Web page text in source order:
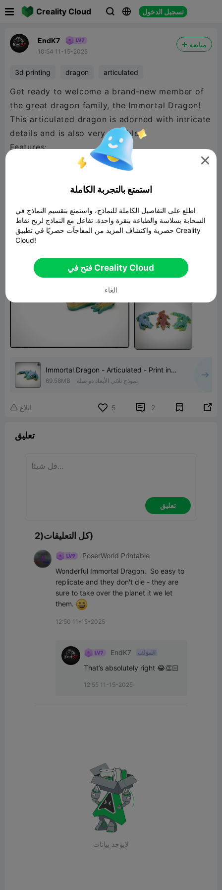
Creality Cloud   تسجيل الدخول
EndK7
10:54 11-15-2025
متابعة
3d printing dragon articulated
Get ready to welcome a brand-new member of
the great dragon family, the Immortal Dragon!
This articulated dragon is adorned with intricate
details and is also very flexible.
Features:
- 👀 Separated Eyes version
- ✅ Print-in-place
- ⬇️ 70% size printed fine
Immortal Dragon - Articulated - Print in
Place
69.58MB نموذج ثلاثي الأبعاد ذو صلة
 ابلاغ 5  2 
تعليق
تعليق
كل التعليقات(2)
PoserWorld Printable
Wonderful Immortal Dragon.  So easy to
replicate and they don't die - they are
sure to take over the planet it we let
them.
12:50 11-15-2025
EndK7 المؤلف
That’s absolutely right 😂👏🏻
12:55 11-15-2025
لايوجد بيانات

استمتع بالتجربة الكاملة
اطلع على التفاصيل الكاملة للنماذج، واستمتع بتقسيم النماذج في
السحابة بسلاسة والطباعة بنقرة واحدة. تفاعل مع النماذج لربح نقاط
حصرية واكتشاف المزيد من المفاجآت حصريًا في تطبيق Creality
Cloud!
فتح في Creality Cloud
الغاء